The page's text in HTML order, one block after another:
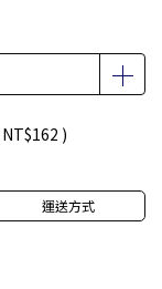
NT$162 )
運送方式